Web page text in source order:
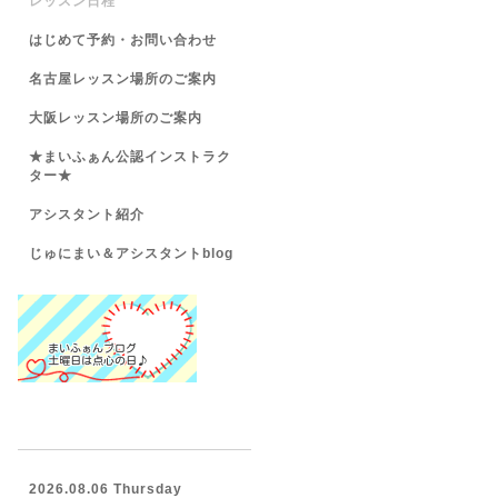
はじめて予約・お問い合わせ
名古屋レッスン場所のご案内
大阪レッスン場所のご案内
★まいふぁん公認インストラク
ター★
アシスタント紹介
じゅにまい＆アシスタントblog
2026.08.06 Thursday